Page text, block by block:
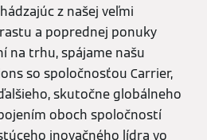
z našej veľmi
a poprednej ponuky
na trhu, spájame našu
so spoločnosťou Carrier,
skutočne globálneho
oboch spoločností
inovačného lídra vo